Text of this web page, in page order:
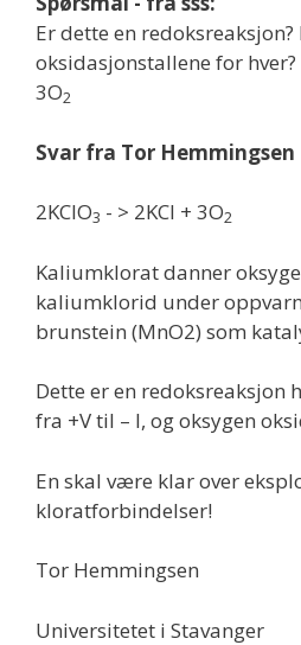
Er dette en
oksidasjonstallene for hver?
3O2
Svar fra Tor Hemmingsen
2KClO3 - > 2KCl + 3O2
Kaliumklorat danner
kaliumklorid under
brunstein (MnO2) som
Dette er en redoksreaksjon
fra +V til – I, og oksygen
En skal være klar over
kloratforbindelser!
Tor Hemmingsen
Universitetet i Stavanger